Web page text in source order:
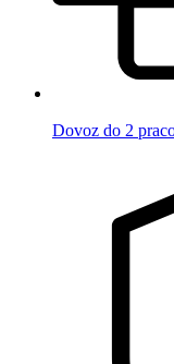
Dovoz do 2